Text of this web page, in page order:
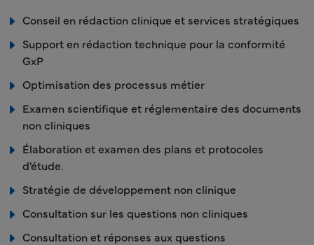
Conseil en rédaction clinique et services stratégiques
Support en rédaction technique pour la conformité
GxP
Optimisation des processus métier
Examen scientifique et réglementaire des documents
non cliniques
Élaboration et examen des plans et protocoles
d'étude.
Stratégie de développement non clinique
Consultation sur les questions non cliniques
Consultation et réponses aux questions